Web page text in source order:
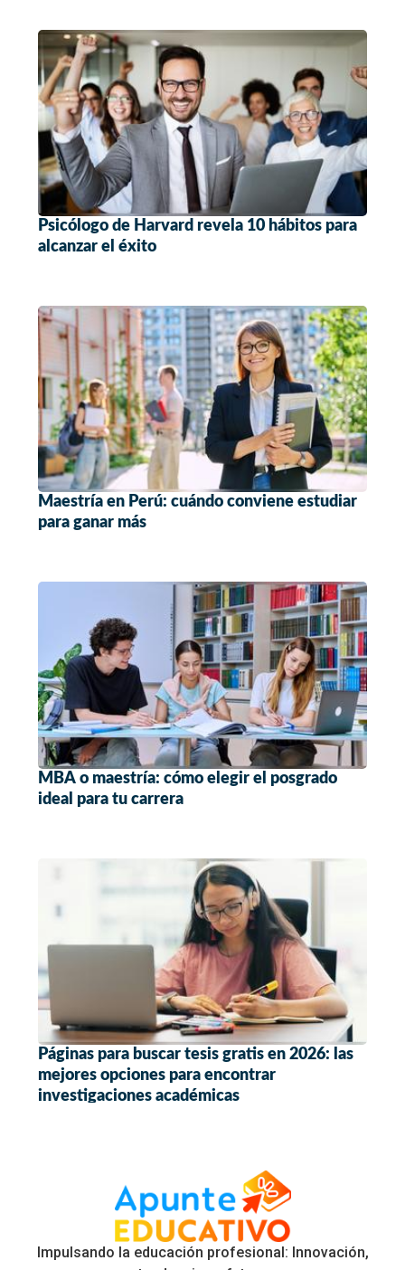
Psicólogo de Harvard revela 10 hábitos para
alcanzar el éxito
Maestría en Perú: cuándo conviene estudiar
para ganar más
MBA o maestría: cómo elegir el posgrado
ideal para tu carrera
Páginas para buscar tesis gratis en 2026: las
mejores opciones para encontrar
investigaciones académicas
Impulsando la educación profesional: Innovación,